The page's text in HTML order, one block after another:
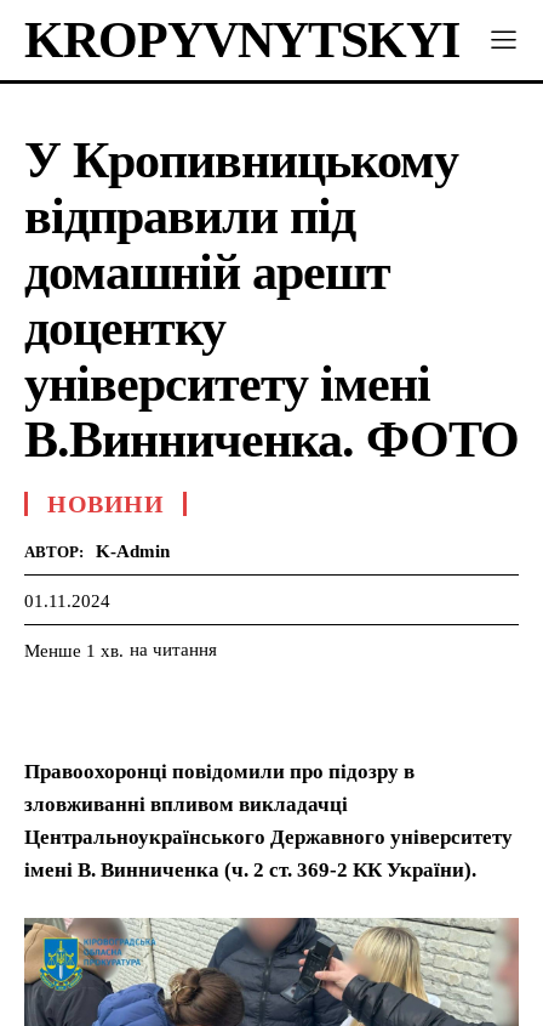
KROPYVNYTSKYI
У Кропивницькому
відправили під
домашній арешт
доцентку
університету імені
В.Винниченка. ФОТО
НОВИНИ
АВТОР: K-Admin
01.11.2024
Менше 1 хв. на читання
Правоохоронці повідомили про підозру в
зловживанні впливом викладачці
Центральноукраїнського Державного університету
імені В. Винниченка (ч. 2 ст. 369-2 КК України).